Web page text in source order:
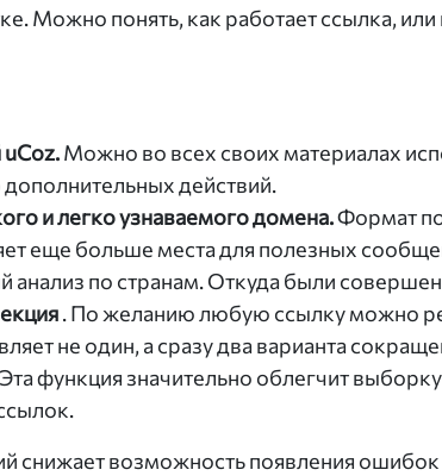
Можно понять, как работает ссылка, или
uCoz.Можно во всех своих материалах
действий.
и легко узнаваемого домена.Формат
еще больше места для полезных
анализ по странам. Откуда были
. По желанию любую ссылку можно
не один, а сразу два варианта
функция значительно облегчит
снижает возможность появления